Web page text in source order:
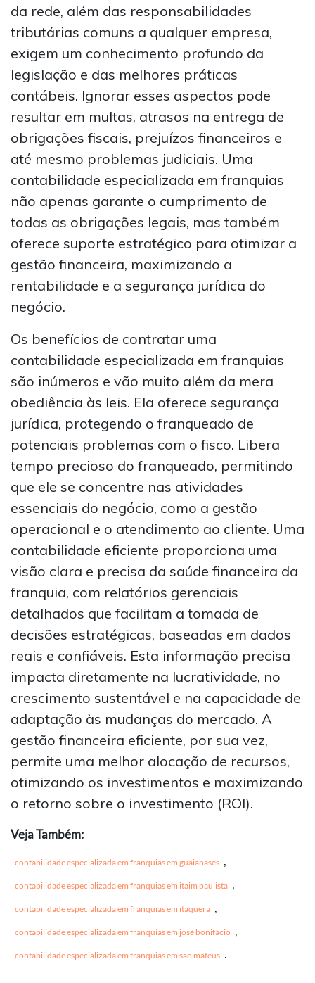
da rede, além das responsabilidades
tributárias comuns a qualquer empresa,
exigem um conhecimento profundo da
legislação e das melhores práticas
contábeis. Ignorar esses aspectos pode
resultar em multas, atrasos na entrega de
obrigações fiscais, prejuízos financeiros e
até mesmo problemas judiciais. Uma
contabilidade especializada em franquias
não apenas garante o cumprimento de
todas as obrigações legais, mas também
oferece suporte estratégico para otimizar a
gestão financeira, maximizando a
rentabilidade e a segurança jurídica do
negócio.
Os benefícios de contratar uma
contabilidade especializada em franquias
são inúmeros e vão muito além da mera
obediência às leis. Ela oferece segurança
jurídica, protegendo o franqueado de
potenciais problemas com o fisco. Libera
tempo precioso do franqueado, permitindo
que ele se concentre nas atividades
essenciais do negócio, como a gestão
operacional e o atendimento ao cliente. Uma
contabilidade eficiente proporciona uma
visão clara e precisa da saúde financeira da
franquia, com relatórios gerenciais
detalhados que facilitam a tomada de
decisões estratégicas, baseadas em dados
reais e confiáveis. Esta informação precisa
impacta diretamente na lucratividade, no
crescimento sustentável e na capacidade de
adaptação às mudanças do mercado. A
gestão financeira eficiente, por sua vez,
permite uma melhor alocação de recursos,
otimizando os investimentos e maximizando
o retorno sobre o investimento (ROI).
Veja Também:
contabilidade especializada em franquias em guaianases ,
contabilidade especializada em franquias em itaim paulista ,
contabilidade especializada em franquias em itaquera ,
contabilidade especializada em franquias em josé bonifácio ,
contabilidade especializada em franquias em são mateus .